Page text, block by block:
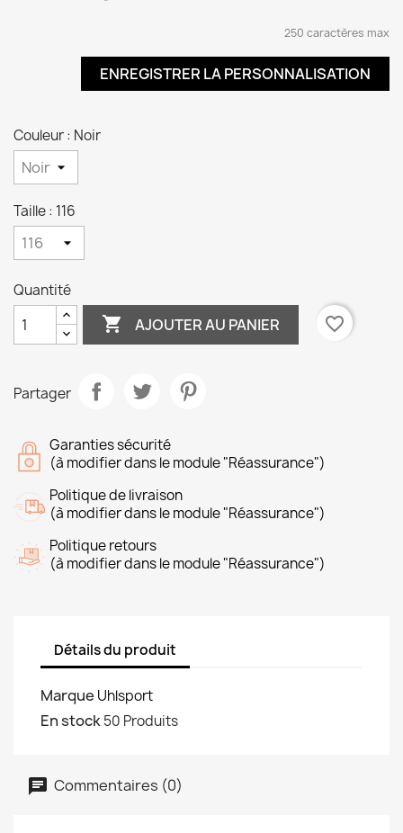
250 caractères max
ENREGISTRER LA PERSONNALISATION
Couleur : Noir
Taille : 116
Quantité
 AJOUTER AU PANIER favorite_border
Partager
Garanties sécurité
(à modifier dans le module "Réassurance")
Politique de livraison
(à modifier dans le module "Réassurance")
Politique retours
(à modifier dans le module "Réassurance")
Détails du produit
Marque Uhlsport
En stock50 Produits
Commentaires (0)